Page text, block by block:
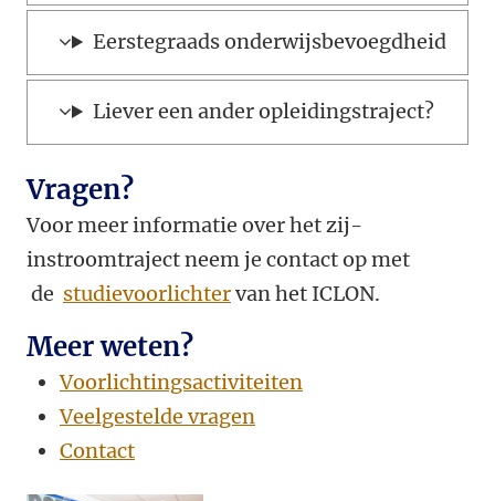
Eerstegraads onderwijsbevoegdheid
Liever een ander opleidingstraject?
Vragen?
Voor meer informatie over het zij-
instroomtraject neem je contact op met
de studievoorlichtervan het ICLON.
Meer weten?
Voorlichtingsactiviteiten
Veelgestelde vragen
Contact